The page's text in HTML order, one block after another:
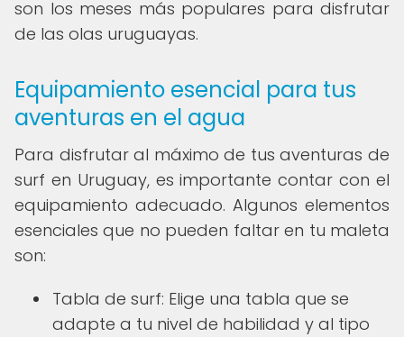
son los meses más populares para disfrutar
de las olas uruguayas.
Equipamiento esencial para tus
aventuras en el agua
Para disfrutar al máximo de tus aventuras de
surf en Uruguay, es importante contar con el
equipamiento adecuado. Algunos elementos
esenciales que no pueden faltar en tu maleta
son:
Tabla de surf: Elige una tabla que se
adapte a tu nivel de habilidad y al tipo